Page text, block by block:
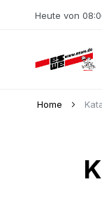
Heute von
Home